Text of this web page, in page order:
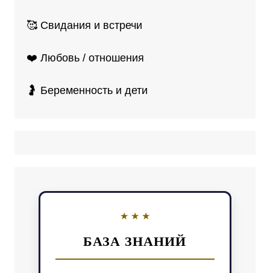
🥰 Свидания и встречи
❤️ Любовь / отношения
🤰 Беременность и дети
БАЗА ЗНАНИЙ